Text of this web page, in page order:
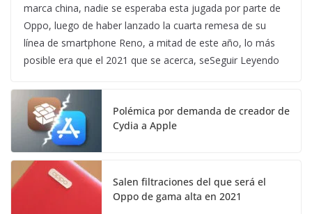
marca china, nadie se esperaba esta jugada por parte de
Oppo, luego de haber lanzado la cuarta remesa de su
línea de smartphone Reno, a mitad de este año, lo más
posible era que el 2021 que se acerca, seSeguir Leyendo
Polémica por demanda de creador de
Cydia a Apple
Salen filtraciones del que será el
Oppo de gama alta en 2021